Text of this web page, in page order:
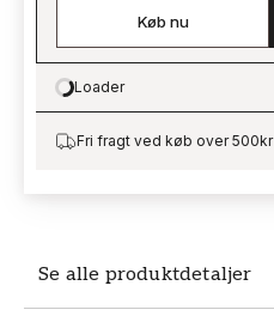
Se alle produktdetaljer
Køb nu
Loading…
Loader
Fri fragt ved køb over 500kr